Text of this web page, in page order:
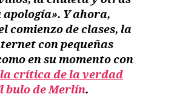
Y ahora,
comienzo de clases, la
con pequeñas
en su momento con
crítica de la verdad
bulo de Merlín.